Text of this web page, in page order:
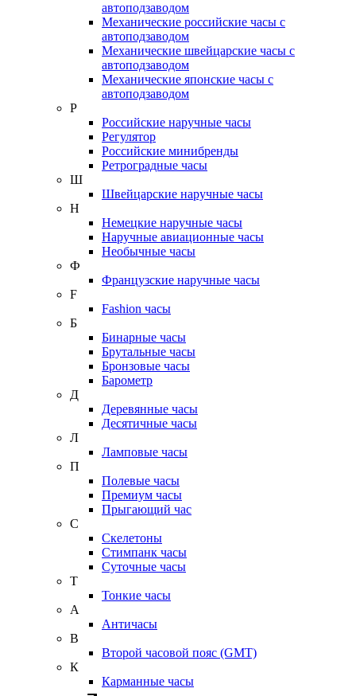
автоподзаводом
Механические российские часы с
автоподзаводом
Механические швейцарские часы с
автоподзаводом
Механические японские часы с
автоподзаводом
Р
Российские наручные часы
Регулятор
Российские минибренды
Ретроградные часы
Ш
Швейцарские наручные часы
Н
Немецкие наручные часы
Наручные авиационные часы
Необычные часы
Ф
Французские наручные часы
F
Fashion часы
Б
Бинарные часы
Брутальные часы
Бронзовые часы
Барометр
Д
Деревянные часы
Десятичные часы
Л
Ламповые часы
П
Полевые часы
Премиум часы
Прыгающий час
С
Скелетоны
Стимпанк часы
Суточные часы
Т
Тонкие часы
А
Античасы
В
Второй часовой пояс (GMT)
К
Карманные часы